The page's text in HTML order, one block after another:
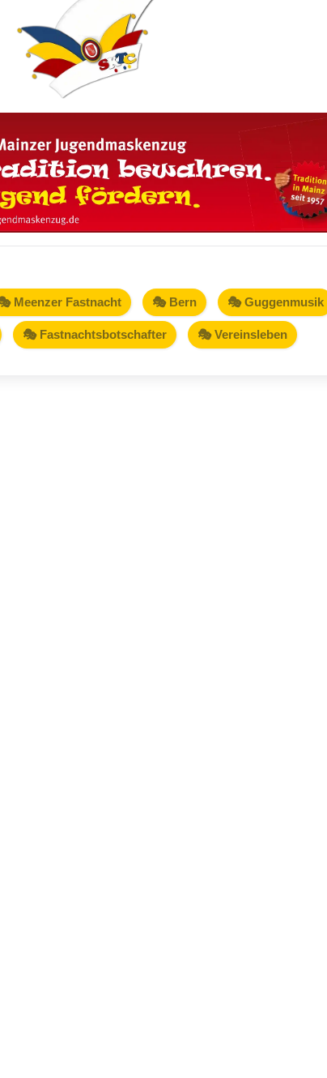
Meenzer Fastnacht 🎭 Bern 🎭 Guggenmusik
🎭 Fastnachtsbotschafter 🎭 Vereinsleben